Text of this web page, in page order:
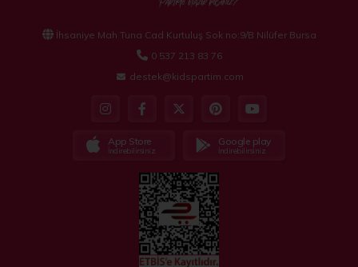
İhsaniye Mah Tuna Cad Kurtuluş Sok no:9/B Nilüfer Bursa
0 537 213 83 76
destek@kidspartim.com
App Store
İndirebilirsiniz
Google play
İndirebilirsiniz